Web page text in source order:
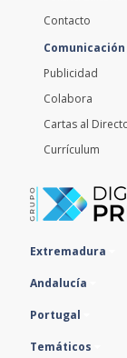
Comunicación
Publicidad
Colabora
Cartas al Director
Currículum
Extremadura
Andalucía
Portugal
Temáticos